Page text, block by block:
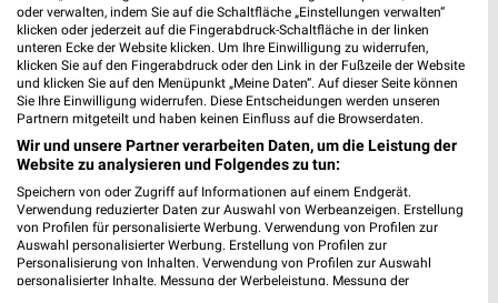
461,37 km • Angebote: 2 Prospekte
REWE Wartenberg
Strogenstr. 59
85456 Wartenberg
Heute 07:00 - 20:00 Uhr | Geöffnet
468,14 km • Angebote: 2 Prospekte
REWE Rottenburg
oder verwalten, indem Sie auf die Schaltfläche „Einstellungen verwalten“
klicken oder jederzeit auf die Fingerabdruck-Schaltfläche in der linken
unteren Ecke der Website klicken. Um Ihre Einwilligung zu widerrufen,
klicken Sie auf den Fingerabdruck oder den Link in der Fußzeile der Website
und klicken Sie auf den Menüpunkt „Meine Daten“. Auf dieser Seite können
Sie Ihre Einwilligung widerrufen. Diese Entscheidungen werden unseren
Partnern mitgeteilt und haben keinen Einfluss auf die Browserdaten.
Wir und unsere Partner verarbeiten Daten, um die Leistung der
Website zu analysieren und Folgendes zu tun:
Speichern von oder Zugriff auf Informationen auf einem Endgerät.
Verwendung reduzierter Daten zur Auswahl von Werbeanzeigen. Erstellung
von Profilen für personalisierte Werbung. Verwendung von Profilen zur
Auswahl personalisierter Werbung. Erstellung von Profilen zur
Personalisierung von Inhalten. Verwendung von Profilen zur Auswahl
personalisierter Inhalte. Messung der Werbeleistung. Messung der